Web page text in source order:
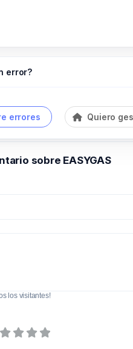
error?
errores Quiero
sobre EASYGAS
los visitantes!